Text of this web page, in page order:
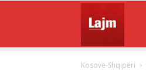
Lajm
Kosovë-Shqipëri